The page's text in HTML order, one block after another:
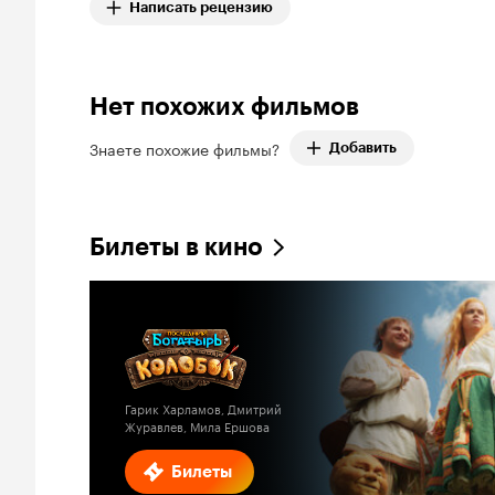
Написать рецензию
Нет похожих фильмов
Знаете похожие фильмы? Добавить
Билеты в кино
Билеты
Гарик Харламов, Дмитрий
Журавлев, Мила Ершова